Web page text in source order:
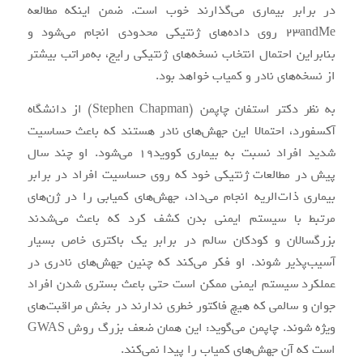
در برابر بیماری می‌گذارند خوب است. ضمن اینکه مطالعه
23andMe روی داده‌های ژنتیکی محدودی انجام می‌شود و
بنابراین احتمال انتخاب نسخه‌های ژنتیکی رایج، به‌مراتب بیشتر
از نسخه‌های نادر و کمیاب خواهد بود.
به نظر دکتر استفان چاپمن (Stephen Chapman) از دانشگاه
آکسفورد، احتمالا این جهش‌های نادر هستند که باعث حساسیت
شدید افراد نسبت به بیماری کووید۱۹ می‌شود. او چند سال
پیش در مطالعات ژنتیکی خود که روی حساسیت افراد در برابر
بیماری ذات‌الریه انجام می‌داد، جهش‌های کمیابی را در ژن‌های
مرتبط با سیستم ایمنی بدن کشف کرد که باعث می‌شدند
بزرگسالان و کودکان سالم در برابر یک باکتری خاص بسیار
آسیب‌پذیر شوند. او فکر می‌کند که چنین جهش‌های نادری در
عملکرد سیستم ایمنی ممکن است حتی باعث بستری شدن افراد
جوان و سالمی که هیچ فاکتور خطری ندارند در بخش مراقبت‌های
ویژه شوند. چاپمن می‌گوید: این همان ضعف بزرگ روش GWAS
است که آن جهش‌های کمیاب را پیدا نمی‌کند.